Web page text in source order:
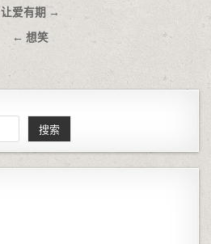
让爱有期 →
← 想笑
搜索